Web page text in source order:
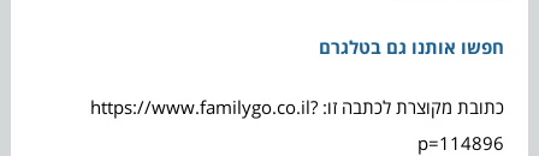
חפשו אותנו גם בטלגרם
כתובת מקוצרת לכתבה זו: https://www.familygo.co.il?
p=114896